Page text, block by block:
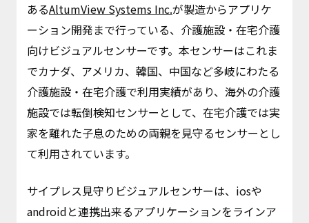
あるAltumView Systems Inc.が製造からアプリケ
ーション開発まで行っている、介護施設・在宅介護
向けビジュアルセンサーです。本センサーはこれま
でカナダ、アメリカ、韓国、中国など多岐にわたる
介護施設・在宅介護で利用実績があり、海外の介護
施設では転倒検知センサーとして、在宅介護では実
家を離れた子息のための両親を見守るセンサーとし
て利用されています。
サイプレス見守りビジュアルセンサーは、iosや
androidと連携出来るアプリケーションをラインア